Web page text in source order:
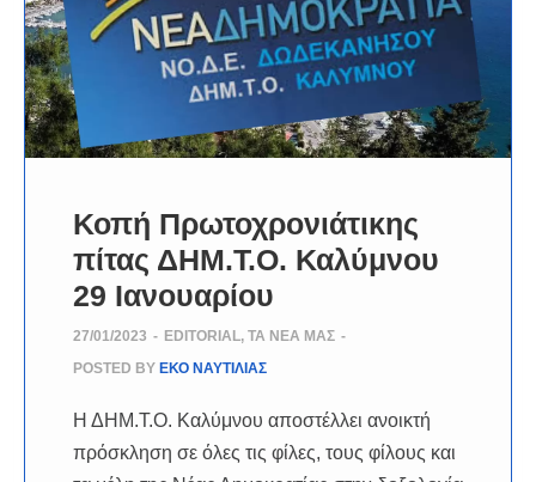
Κοπή Πρωτοχρονιάτικης
πίτας ΔΗΜ.Τ.Ο. Καλύμνου
29 Ιανουαρίου
27/01/2023 - EDITORIAL, ΤΑ ΝΈΑ ΜΑΣ -
POSTED BY ΕΚΟ ΝΑΥΤΙΛΙΑΣ
Η ΔΗΜ.Τ.Ο. Καλύμνου αποστέλλει ανοικτή
πρόσκληση σε όλες τις φίλες, τους φίλους και